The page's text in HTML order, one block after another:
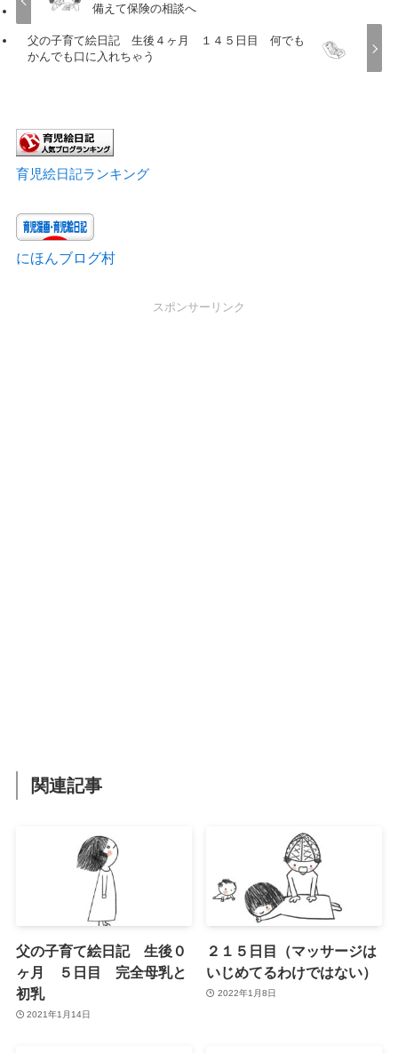
備えて保険の相談へ
父の子育て絵日記 生後４ヶ月 １４５日目 何でも
かんでも口に入れちゃう
育児絵日記ランキング
にほんブログ村
スポンサーリンク
関連記事
父の子育て絵日記 生後０
ヶ月 ５日目 完全母乳と
初乳
2021年1月14日
２１５日目（マッサージは
いじめてるわけではない）
2022年1月8日